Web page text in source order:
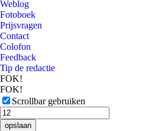
Weblog
Fotoboek
Prijsvragen
Contact
Colofon
Feedback
Tip de redactie
FOK!
FOK!
Scrollbar gebruiken
opslaan